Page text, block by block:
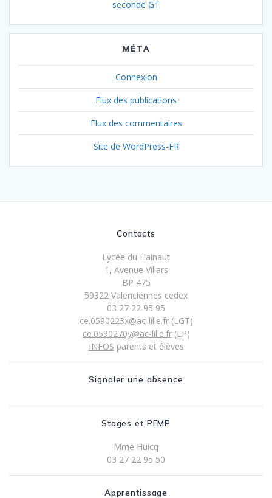
seconde GT
MÉTA
Connexion
Flux des publications
Flux des commentaires
Site de WordPress-FR
Contacts
Lycée du Hainaut
1, Avenue Villars
BP 475
59322 Valenciennes cedex
03 27 22 95 95
ce.0590223x@ac-lille.fr(LGT)
ce.0590270y@ac-lille.fr(LP)
INFOS parents et élèves
Signaler une absence
Stages et PFMP
Mme Huicq
03 27 22 95 50
Apprentissage